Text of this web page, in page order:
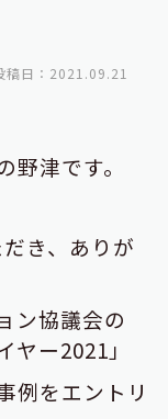
稿日：2021.09.21
津です。
き、ありが
ン協議会の
ヤー2021」
例をエントリ